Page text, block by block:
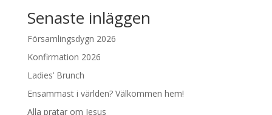
Senaste inläggen
Församlingsdygn 2026
Konfirmation 2026
Ladies’ Brunch
Ensammast i världen? Välkommen hem!
Alla pratar om Jesus